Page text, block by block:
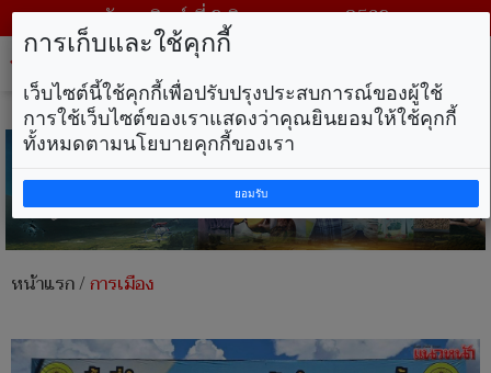
วันอาทิตย์ ที่ 9 สิงหาคม พ.ศ. 2569
หน้าแรก/การเมือง
การเก็บและใช้คุกกี้
เว็บไซต์นี้ใช้คุกกี้เพื่อปรับปรุงประสบการณ์ของผู้ใช้
การใช้เว็บไซต์ของเราแสดงว่าคุณยินยอมให้ใช้คุกกี้
ทั้งหมดตามนโยบายคุกกี้ของเรา
ยอมรับ